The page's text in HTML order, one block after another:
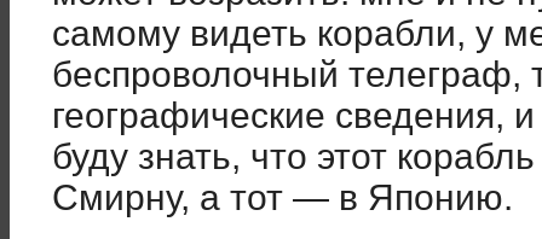
самому видеть корабли, у
беспроволочный телеграф,
географические сведения,
буду знать, что этот
Смирну, а тот — в Японию.